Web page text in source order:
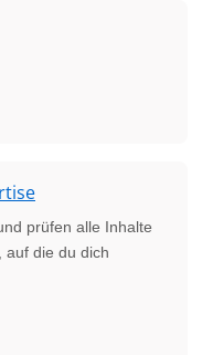
prüfen alle Inhalte
auf die du dich